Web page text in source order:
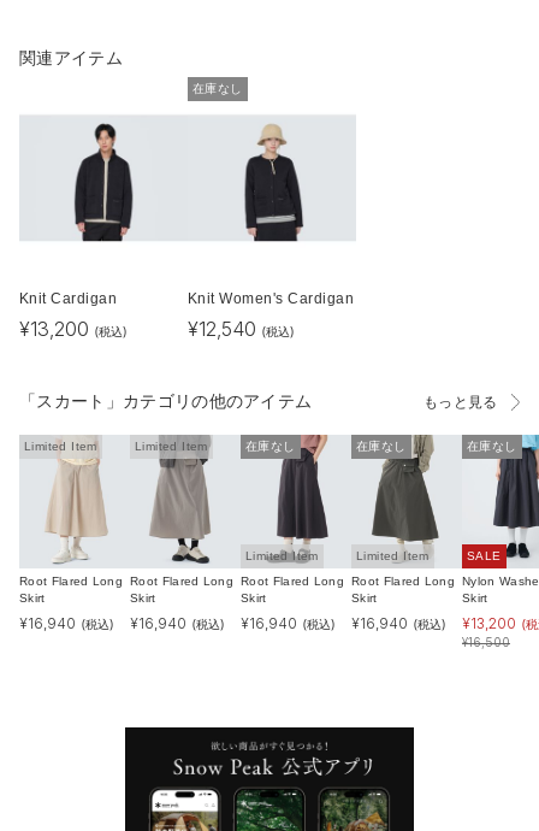
関連アイテム
Knit Cardigan
¥13,200 (税込)
在庫なし
Knit Women's Cardigan
¥12,540 (税込)
「スカート」カテゴリの他のアイテム もっと見る
Limited Item
Root Flared Long
Skirt
¥16,940 (税込)
Limited Item
Root Flared Long
Skirt
¥16,940 (税込)
在庫なし
Limited Item
Root Flared Long
Skirt
¥16,940 (税込)
在庫なし
Limited Item
Root Flared Long
Skirt
¥16,940 (税込)
在庫なし
SALE
Nylon
Skirt
¥13,200 (
¥16,500